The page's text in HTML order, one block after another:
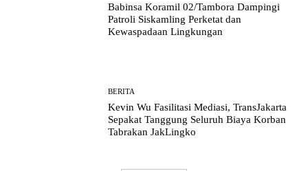
Babinsa Koramil 02/Tambora Dampingi
Patroli Siskamling Perketat dan
Kewaspadaan Lingkungan
BERITA
Kevin Wu Fasilitasi Mediasi, TransJakarta
Sepakat Tanggung Seluruh Biaya Korban
Tabrakan JakLingko